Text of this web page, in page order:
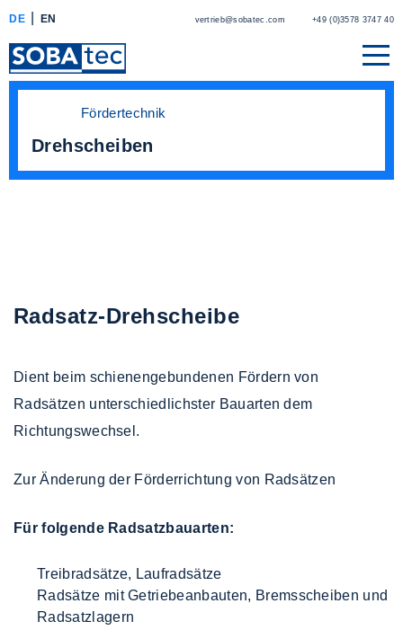
DE EN vertrieb@sobatec.com +49 (0)3578 3747 40
Fördertechnik
Drehscheiben
Radsatz-Drehscheibe
Dient beim schienengebundenen Fördern von
Radsätzen unterschiedlichster Bauarten dem
Richtungswechsel.
Zur Änderung der Förderrichtung von Radsätzen
Für folgende Radsatzbauarten:
Treibradsätze, Laufradsätze
Radsätze mit Getriebeanbauten, Bremsscheiben und
Radsatzlagern